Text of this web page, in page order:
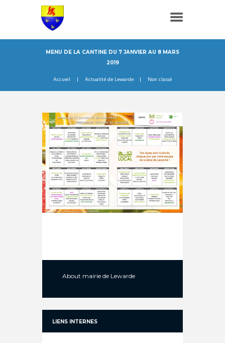
MENU DE LA CANTINE DU 7 JANVIER AU 8 MARS
2019
Accueil Actualité de Lewarde Non classé
About mairie de Lewarde
LIENS INTERNES